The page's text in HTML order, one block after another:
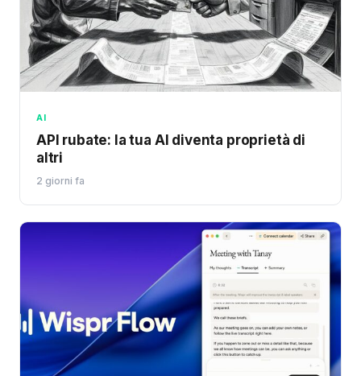
AI
API rubate: la tua AI diventa proprietà di
altri
2 giorni fa